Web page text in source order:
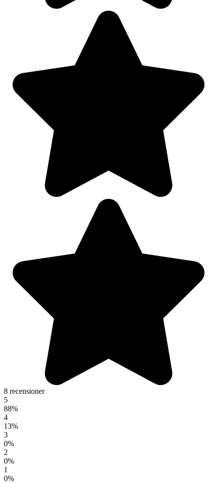
8 recensioner
5
88%
4
13%
3
0%
2
0%
1
0%